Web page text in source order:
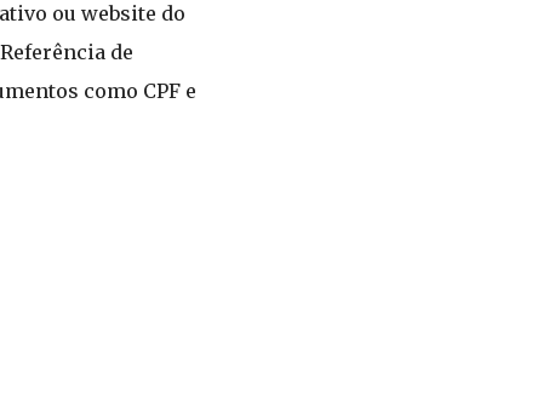
ou website do
de
como CPF e